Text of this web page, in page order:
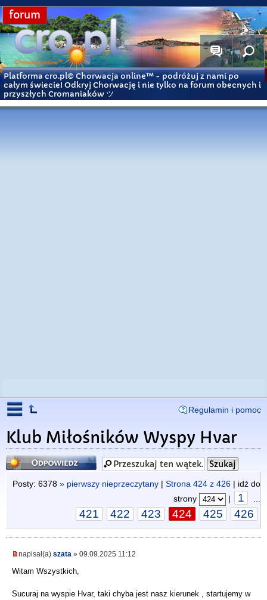
forum
Platforma cro.pl© Chorwacja online™ - podróżuj z nami po
całym świecie! Odkryj Chorwację i nie tylko na forum obecnych i
przyszłych Cromaniaków ツ
Regulamin i pomoc
Klub Miłośników Wyspy Hvar
Odpowiedz
Posty: 6378 » pierwszy nieprzeczytany | Strona 424 z 426 | idź do
strony
| 1
421 422 423 424 425 426
napisał(a) szata » 09.09.2025 11:12
Witam Wszystkich,
Sucuraj na wyspie Hvar, taki chyba jest nasz kierunek , startujemy w